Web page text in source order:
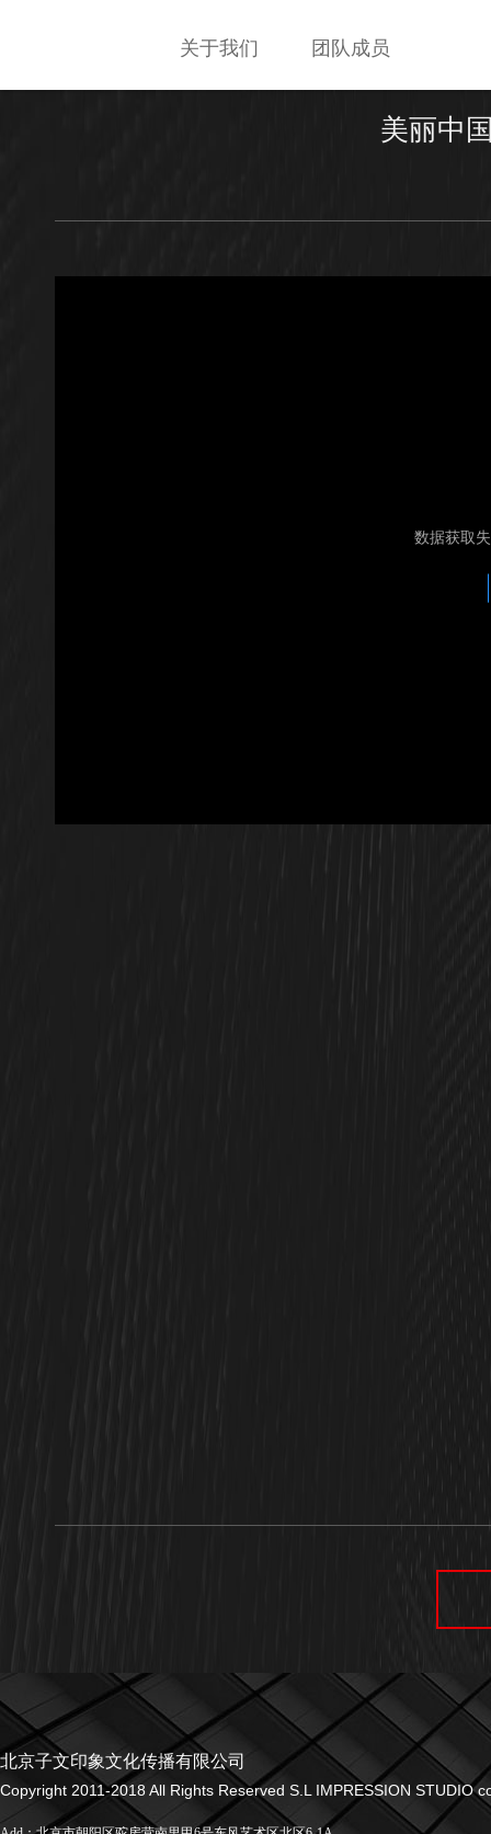
关于我们 团队成员
美丽中
北京子文印象文化传播有限公司
Copyright 2011-2018 All Rights Reserved S.L IMPRESSION STUDIO